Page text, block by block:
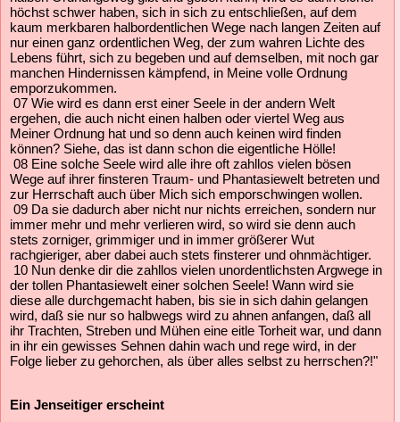
höchst schwer haben, sich in sich zu entschließen, auf dem
kaum merkbaren halbordentlichen Wege nach langen Zeiten auf
nur einen ganz ordentlichen Weg, der zum wahren Lichte des
Lebens führt, sich zu begeben und auf demselben, mit noch gar
manchen Hindernissen kämpfend, in Meine volle Ordnung
emporzukommen.
07 Wie wird es dann erst einer Seele in der andern Welt
ergehen, die auch nicht einen halben oder viertel Weg aus
Meiner Ordnung hat und so denn auch keinen wird finden
können? Siehe, das ist dann schon die eigentliche Hölle!
08 Eine solche Seele wird alle ihre oft zahllos vielen bösen
Wege auf ihrer finsteren Traum- und Phantasiewelt betreten und
zur Herrschaft auch über Mich sich emporschwingen wollen.
09 Da sie dadurch aber nicht nur nichts erreichen, sondern nur
immer mehr und mehr verlieren wird, so wird sie denn auch
stets zorniger, grimmiger und in immer größerer Wut
rachgieriger, aber dabei auch stets finsterer und ohnmächtiger.
10 Nun denke dir die zahllos vielen unordentlichsten Argwege in
der tollen Phantasiewelt einer solchen Seele! Wann wird sie
diese alle durchgemacht haben, bis sie in sich dahin gelangen
wird, daß sie nur so halbwegs wird zu ahnen anfangen, daß all
ihr Trachten, Streben und Mühen eine eitle Torheit war, und dann
in ihr ein gewisses Sehnen dahin wach und rege wird, in der
Folge lieber zu gehorchen, als über alles selbst zu herrschen?!"
Ein Jenseitiger erscheint